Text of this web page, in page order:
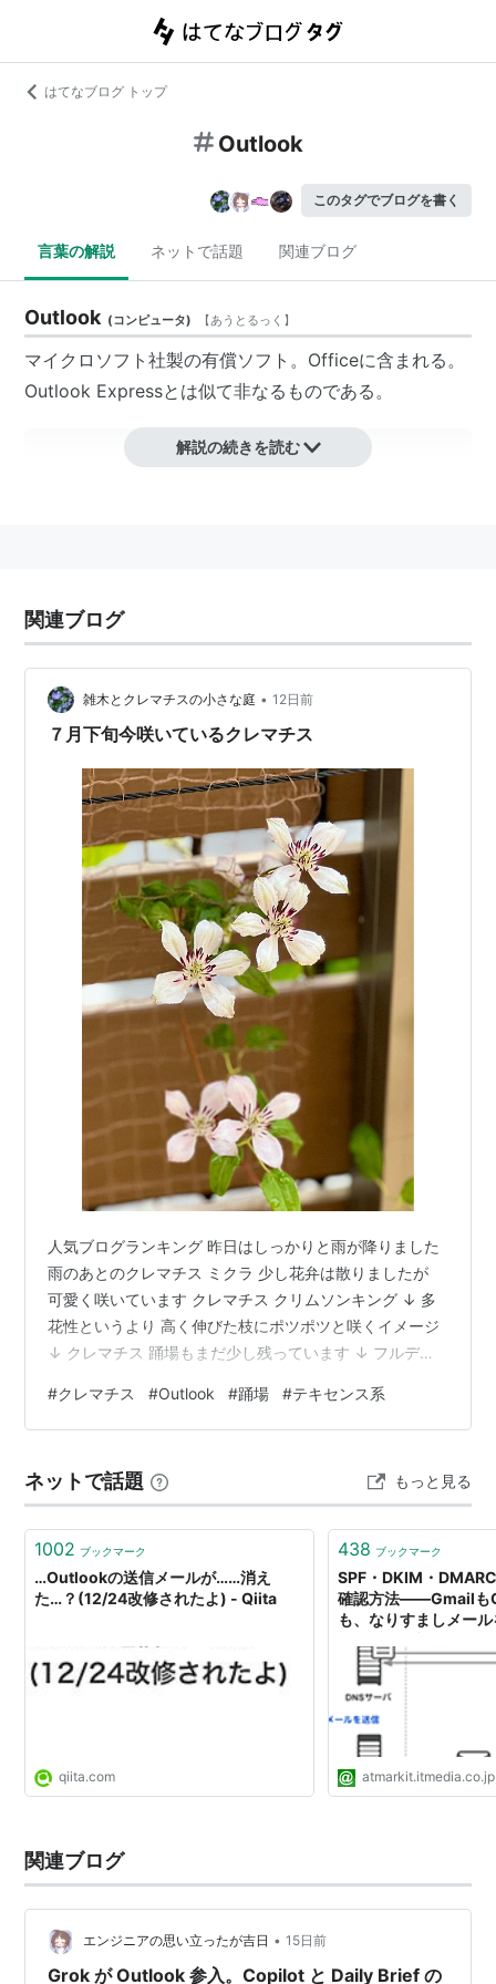
はてなブログ トップ
Outlook
このタグでブログを書く
言葉の解説 ネットで話題 関連ブログ
Outlook (コンピュータ) 【あうとるっく 】
マイクロソフト社製の有償ソフト。Officeに含まれる。
Outlook Expressとは似て非なるものである。
へのアクセスなどを、1 つのウィンドウで効率的
ける情報管理ソフトウェアの決定版です.....と云う
ほどではありませんが、そこそこは使えるようで
す。
解説の続きを読む
関連ブログ
雑木とクレマチスの小さな庭 • 12日前
７月下旬今咲いているクレマチス
人気ブログランキング 昨日はしっかりと雨が降りました
雨のあとのクレマチス ミクラ 少し花弁は散りましたが
可愛く咲いています クレマチス クリムソンキング ↓ 多
花性というより 高く伸びた枝にポツポツと咲くイメージ
↓ クレマチス 踊場もまだ少し残っています ↓ フルディ
ャップリン つぼ型のつぼみにやっと色がつきました 今日
も午後から雨の予報で 朝から曇り空です いつもの朝より
す 月日が経つのが早い 今月はOutlookの使い方を
YouTubeで勉強しています 今までも今も 仕事用の自…
#クレマチス #Outlook #踊場 #テキセンス系
ネットで話題 もっと見る
1002 ブックマーク
…Outlookの送信メールが……消え
た…？(12/24改修されたよ) - Qiita
qiita.com
438 ブックマーク
SPF・DKIM・
確認方法――Gmail
も、なりすましメー
atmarkit.itmedia.co.jp
関連ブログ
エンジニアの思い立ったが吉日 • 15日前
Grok が Outlook 参入。Copilot と Daily Brief の